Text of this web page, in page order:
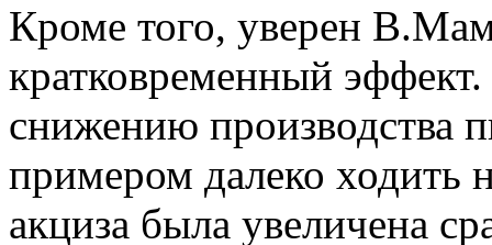
Кроме того, уверен
кратковременный
снижению производства
примером далеко ходить
акциза была увеличена